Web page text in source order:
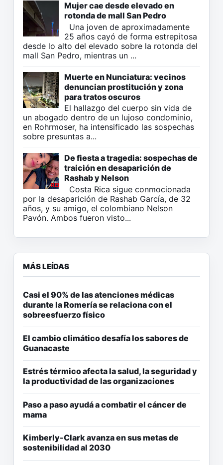
Mujer cae desde elevado en
rotonda de mall San Pedro
Una joven de aproximadamente
25 años cayó de forma estrepitosa
desde lo alto del elevado sobre la rotonda del
mall San Pedro, mientras un ...
Muerte en Nunciatura: vecinos
denuncian prostitución y zona
para tratos oscuros
El hallazgo del cuerpo sin vida de
un abogado dentro de un lujoso condominio,
en Rohrmoser, ha intensificado las sospechas
sobre presuntas a...
De fiesta a tragedia: sospechas de
traición en desaparición de
Rashab y Nelson
Costa Rica sigue conmocionada
por la desaparición de Rashab García, de 32
años, y su amigo, el colombiano Nelson
Pavón. Ambos fueron visto...
MÁS LEÍDAS
Casi el 90% de las atenciones médicas
durante la Romería se relaciona con el
sobreesfuerzo físico
El cambio climático desafía los sabores de
Guanacaste
Estrés térmico afecta la salud, la seguridad y
la productividad de las organizaciones
Paso a paso ayudá a combatir el cáncer de
mama
Kimberly-Clark avanza en sus metas de
sostenibilidad al 2030